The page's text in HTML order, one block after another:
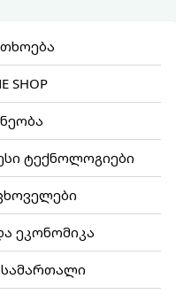
SHOP
ტექნოლოგიები
ეკონომიკა